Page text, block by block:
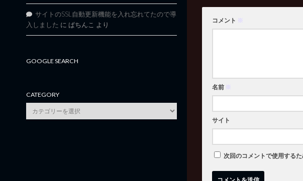
コメント ※
名前 ※
サイト
次回のコメントで使用する
サイトのSSL自動更新機能を入れ忘れてたので導
入しました に ぱちんこ より
GOOGLE SEARCH
CATEGORY
category